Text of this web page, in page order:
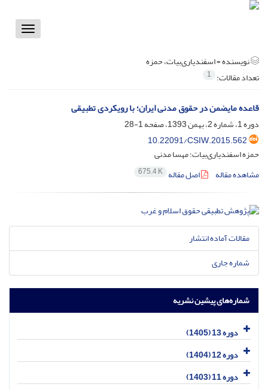
Toggle
نویسنده =اسفندیاری‌بیات، حمزه
تعداد مقالات: 1
قاعده مایضمن در حقوق مدنی ایران؛ با رویکردی تطبیقی
دوره 1، شماره 2، بهمن 1393، صفحه
1-28
10.22091/CSIW.2015.562
حمزه اسفندیاری‌بیات؛ مهسا مدنی
مشاهده مقاله
اصل مقاله 675.4 K
مقالات آماده انتشار
شماره جاری
شماره‌های پیشین نشریه
دوره 13 (1405)
دوره 12 (1404)
دوره 11 (1403)